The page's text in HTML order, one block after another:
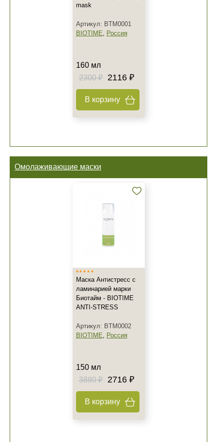
mask
Артикул: BTM0001
BIOTIME, Россия
160 мл
2300 ₽
2116 ₽
В корзину
Омолаживающие маски
Маска Антистресс с
ламинарией марки
Биотайм - BIOTIME
ANTI-STRESS
Артикул: BTM0002
BIOTIME, Россия
150 мл
3880 ₽
2716 ₽
В корзину